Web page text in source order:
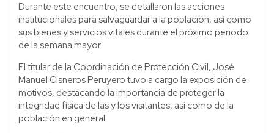
Durante este encuentro, se detallaron las acciones
institucionales para salvaguardar a la población, así como
sus bienes y servicios vitales durante el próximo periodo
de la semana mayor.
El titular de la Coordinación de Protección Civil, José
Manuel Cisneros Peruyero tuvo a cargo la exposición de
motivos, destacando la importancia de proteger la
integridad física de las y los visitantes, así como de la
población en general.